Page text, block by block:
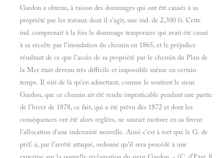
Gardon a obtenu, à raison des dommages qui ont été causés à sa
propriété par les travaux dont il s'agit, une ind. de 2,300 fr. Cette
ind. comprenait à la fois le dommage temporaire qui avait été causé
à sa récolte par l'inondation du chemin en 1865, et le préjudice
résultant de ce que l'accès de sa propriété par le chemin du Plan de
la Mer était devenu très difficile et impossible même en certain
temps. Il suit de là qu'en admettant, comme le soutient le sieur
Gardon, que ce chemin ait été rendu impraticable pendant une partie
de l'hiver de 1878, ce fait, qui a été prévu dès 1872 et dont les
conséquences ont été alors réglées, ne saurait motiver en sa faveur
l'allocation d'une indemnité nouvelle. Ainsi c'est à tort que le G. de
préf. a, par l'arrêté attaqué, ordonné qu'il sera procédé à une